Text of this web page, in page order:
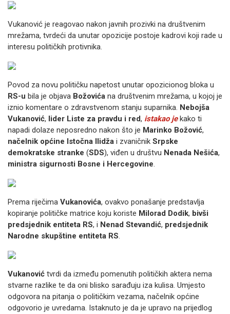
Vukanović je reagovao nakon javnih prozivki na društvenim
mrežama, tvrdeći da unutar opozicije postoje kadrovi koji rade u
interesu političkih protivnika.
Povod za novu političku napetost unutar opozicionog bloka u
RS-u bila je objava Božovića na društvenim mrežama, u kojoj je
iznio komentare o zdravstvenom stanju suparnika. Nebojša
Vukanović, lider Liste za pravdu i red, istakao jekako ti
napadi dolaze neposredno nakon što je Marinko Božović,
načelnik općine Istočna Ilidža i zvaničnik Srpske
demokratske stranke (SDS), viđen u društvu Nenada Nešića,
ministra sigurnosti Bosne i Hercegovine.
Prema riječima Vukanovića, ovakvo ponašanje predstavlja
kopiranje političke matrice koju koriste Milorad Dodik, bivši
predsjednik entiteta RS, i Nenad Stevandić, predsjednik
Narodne skupštine entiteta RS.
Vukanović tvrdi da između pomenutih političkih aktera nema
stvarne razlike te da oni blisko sarađuju iza kulisa. Umjesto
odgovora na pitanja o političkim vezama, načelnik općine
odgovorio je uvredama. Istaknuto je da je upravo na prijedlog